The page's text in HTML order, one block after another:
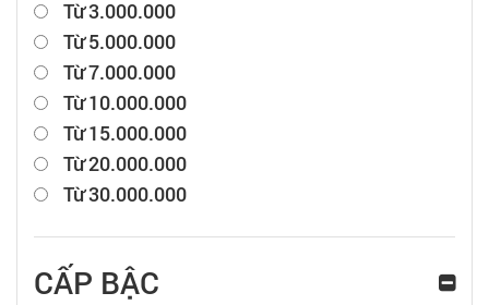
Từ 3.000.000
Từ 5.000.000
Từ 7.000.000
Từ 10.000.000
Từ 15.000.000
Từ 20.000.000
Từ 30.000.000
CẤP BẬC